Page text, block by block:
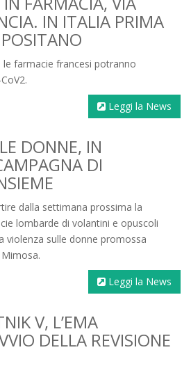
IN ITALIA PRIMA
farmacie francesi potranno
Leggi la News
DONNE, IN
DI
dalla settimana prossima la
lombarde di volantini e opuscoli
violenza sulle donne promossa
Leggi la News
V, L’EMA
DELLA REVISIONE